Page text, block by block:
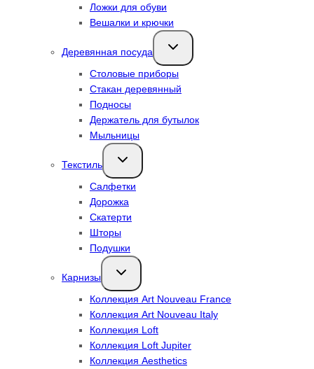
Ложки для обуви
Вешалки и крючки
Деревянная посуда
Переключить
дочернее
Столовые приборы
Стакан деревянный
Подносы
Держатель для бутылок
Мыльницы
Текстиль
Переключить
дочернее
Салфетки
Дорожка
Скатерти
Шторы
Подушки
Карнизы
Переключить
дочернее
Коллекция Art Nouveau France
Коллекция Art Nouveau Italy
Коллекция Loft
Коллекция Loft Jupiter
Коллекция Aesthetics